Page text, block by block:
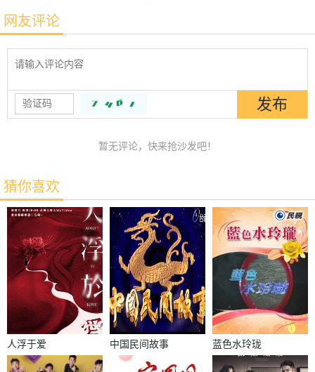
网友评论
暂无评论，快来抢沙发吧！
猜你喜欢
人浮于爱 中国民间故事 蓝色水玲珑